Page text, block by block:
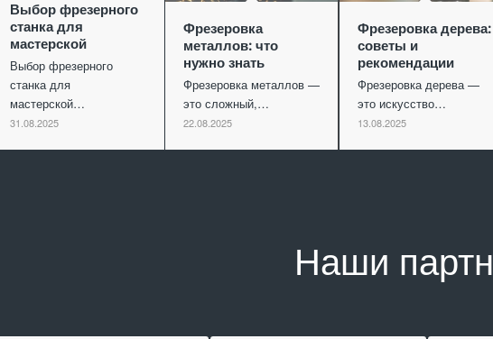
Выбор фрезерного
станка для
мастерской
Выбор фрезерного
станка для
мастерской…
31.08.2025
Фрезеровка
металлов: что
нужно знать
Фрезеровка металлов —
это сложный,…
22.08.2025
Фрезеровка дерева:
советы и
рекомендации
Фрезеровка дерева —
это искусство…
13.08.2025
Наши